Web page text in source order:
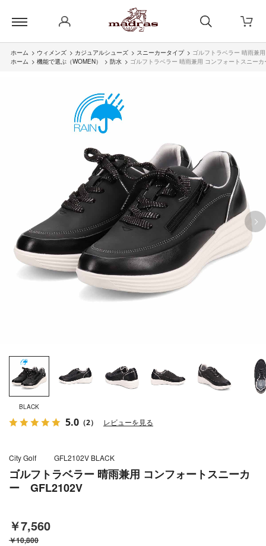
ホーム > ウィメンズ > カジュアルシューズ > スニーカータイプ > ゴルフトラベラー 晴雨兼
ホーム > 機能で選ぶ（WOMEN） > 防水 > ゴルフトラベラー 晴雨兼用 コンフォートスニー
BLACK
ゴルフトラベラー 晴雨兼用 コンフォートスニーカ
ー GFL2102V
5.0 （2） レビューを見る
￥7,560
￥10,800
City Golf GFL2102V BLACK